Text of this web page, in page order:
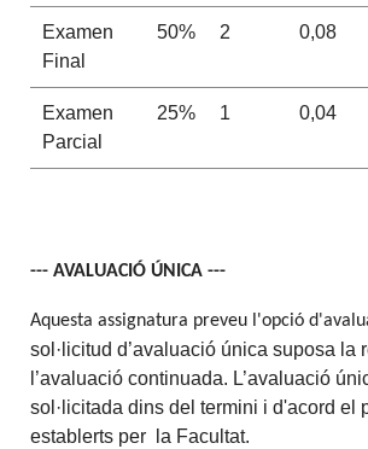
Examen
Final
50% 2 0,08
Examen
Parcial
25% 1 0,04
--- AVALUACIÓ ÚNICA ---
Aquesta assignatura preveu l'opció
sol·licitud d’avaluació única suposa la
l’avaluació continuada. L’avaluació
sol·licitada dins del termini i d'acord el
establerts per la Facultat.